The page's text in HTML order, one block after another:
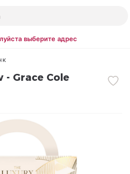
выберите адрес
- Grace Cole